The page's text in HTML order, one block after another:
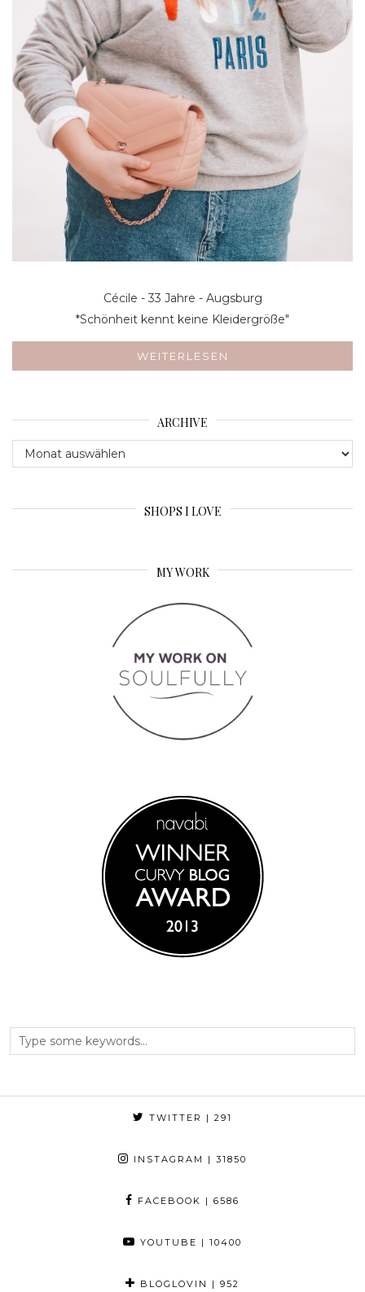
Cécile - 33 Jahre - Augsburg
*Schönheit kennt keine Kleidergröße"
WEITERLESEN
ARCHIVE
Archive
SHOPS I LOVE
MY WORK
TWITTER | 291
INSTAGRAM | 31850
FACEBOOK | 6586
YOUTUBE | 10400
BLOGLOVIN | 952